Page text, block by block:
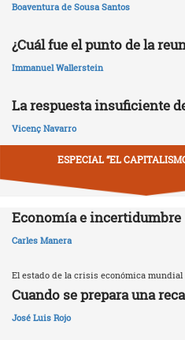
Boaventura de Sousa Santos
¿Cuál fue el punto de la
Immanuel Wallerstein
La respuesta insuficiente
Vicenç Navarro
ESPECIAL “EL
Economía e incertidumbre
Carles Manera
El estado de la crisis económica mundial
Cuando se prepara una
José Luis Rojo